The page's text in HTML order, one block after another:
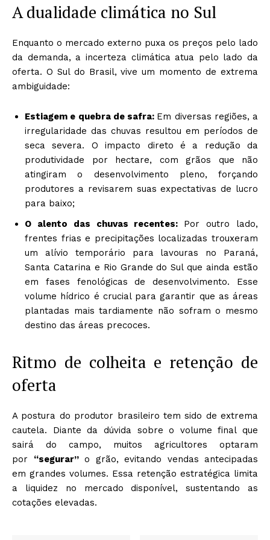
A dualidade climática no Sul
Enquanto o mercado externo puxa os preços pelo lado
da demanda, a incerteza climática atua pelo lado da
oferta. O Sul do Brasil, vive um momento de extrema
ambiguidade:
Estiagem e quebra de safra: Em diversas regiões, a
irregularidade das chuvas resultou em períodos de
seca severa. O impacto direto é a redução da
produtividade por hectare, com grãos que não
atingiram o desenvolvimento pleno, forçando
produtores a revisarem suas expectativas de lucro
para baixo;
O alento das chuvas recentes: Por outro lado,
frentes frias e precipitações localizadas trouxeram
um alívio temporário para lavouras no Paraná,
Santa Catarina e Rio Grande do Sul que ainda estão
em fases fenológicas de desenvolvimento. Esse
volume hídrico é crucial para garantir que as áreas
plantadas mais tardiamente não sofram o mesmo
destino das áreas precoces.
Ritmo de colheita e retenção de
oferta
A postura do produtor brasileiro tem sido de extrema
cautela. Diante da dúvida sobre o volume final que
sairá do campo, muitos agricultores optaram
por “segurar”o grão, evitando vendas antecipadas
em grandes volumes. Essa retenção estratégica limita
a liquidez no mercado disponível, sustentando as
cotações elevadas.